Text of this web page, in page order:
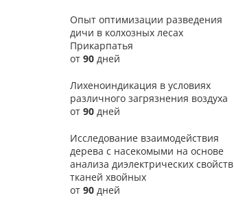
Опыт оптимизации разведения
дичи в колхозных лесах
Прикарпатья
от 90 дней
Лихеноиндикация в условиях
различного загрязнения воздуха
от 90 дней
Исследование взаимодействия
дерева с насекомыми на основе
анализа диэлектрических свойств
тканей хвойных
от 90 дней